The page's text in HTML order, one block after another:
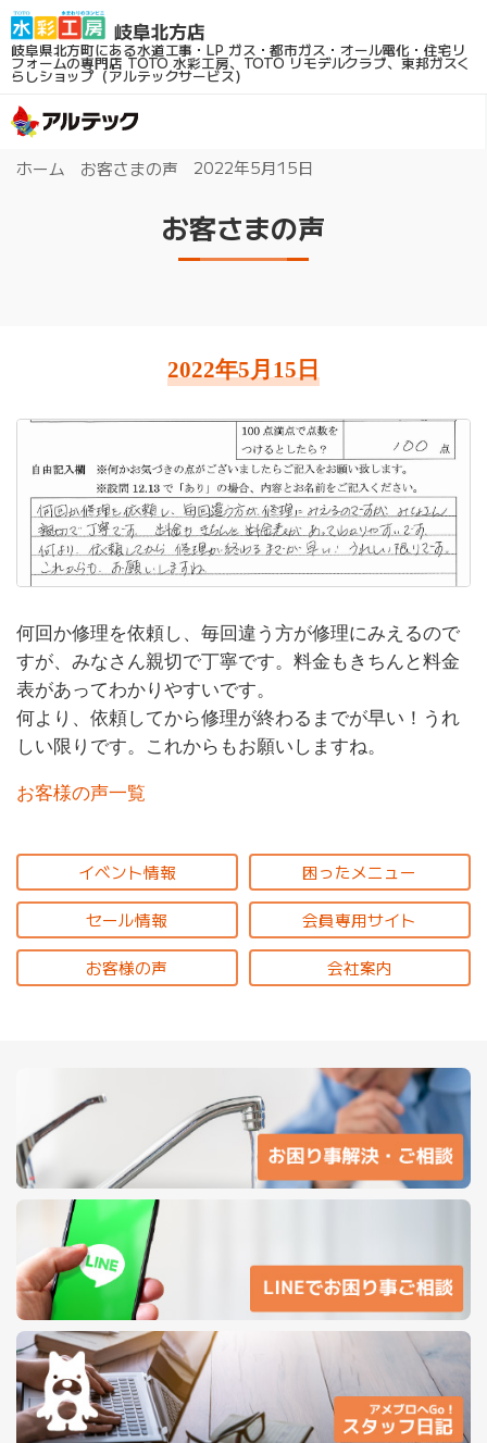
岐阜県北方町にある水道工事・LP ガス・都市ガス・オール電化・住宅リ
フォームの専門店TOTO 水彩工房、TOTO リモデルクラブ、東邦ガスく
らしショップ（アルテックサービス）
ホーム お客さまの声 2022年5月15日
お客さまの声
2022年5月15日
何回か修理を依頼し、毎回違う方が修理にみえるので
すが、みなさん親切で丁寧です。料金もきちんと料金
表があってわかりやすいです。
何より、依頼してから修理が終わるまでが早い！うれ
しい限りです。これからもお願いしますね。
お客様の声一覧
イベント情報 困ったメニュー
セール情報 会員専用サイト
お客様の声 会社案内